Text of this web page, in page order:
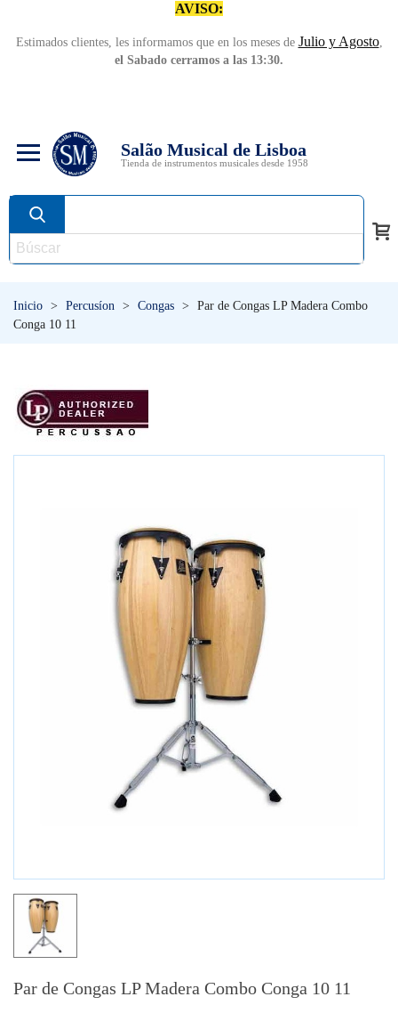
AVISO:
Estimados clientes, les informamos que en los meses de Julio y Agosto,
el Sabado cerramos a las 13:30.
Salão Musical de Lisboa
Tienda de instrumentos musicales desde 1958
Inicio > Percusíon > Congas >
Par de Congas LP Madera Combo
Conga 10 11
Par de Congas LP Madera Combo Conga 10 11